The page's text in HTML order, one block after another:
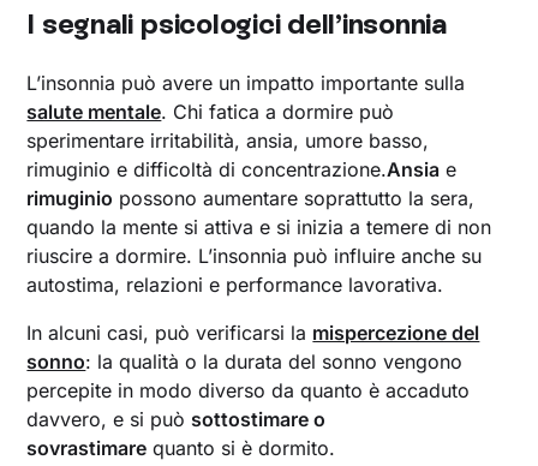
I segnali psicologici dell’insonnia
L’insonnia può avere un impatto importante sulla
salute mentale. Chi fatica a dormire può
sperimentare irritabilità, ansia, umore basso,
rimuginio e difficoltà di concentrazione.Ansia e
rimuginio possono aumentare soprattutto la sera,
quando la mente si attiva e si inizia a temere di non
riuscire a dormire. L’insonnia può influire anche su
autostima, relazioni e performance lavorativa.
In alcuni casi, può verificarsi la mispercezione del
sonno: la qualità o la durata del sonno vengono
percepite in modo diverso da quanto è accaduto
davvero, e si può sottostimare o
sovrastimare quanto si è dormito.